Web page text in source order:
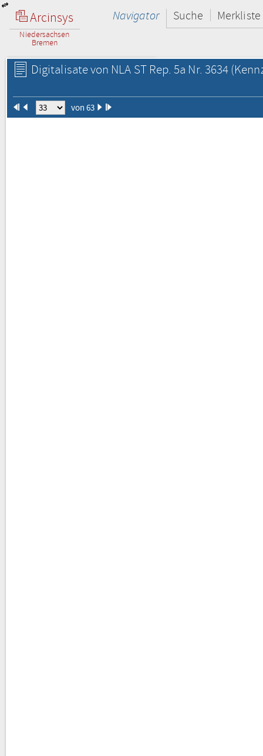
Arcinsys
Niedersachsen
Bremen
Navigator Suche Merkliste
Digitalisate von NLA ST Rep. 5a Nr. 3634
von 63